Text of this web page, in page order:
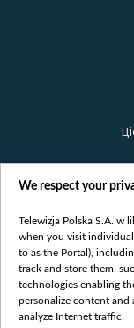
We respect your
Telewizja Polska S.A. w
when you visit
to as the Portal),
track and store them,
technologies enabling
personalize content and
analyze Internet traffic.